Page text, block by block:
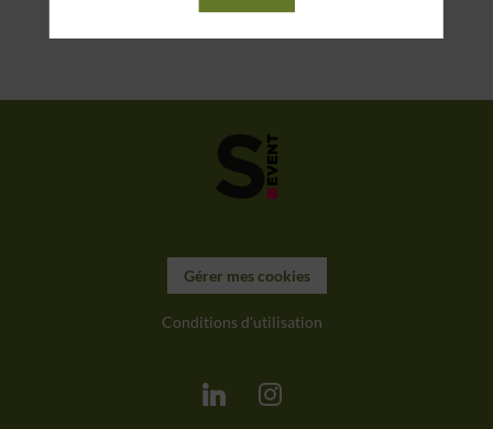
Gérer mes cookies
Conditions d'utilisation